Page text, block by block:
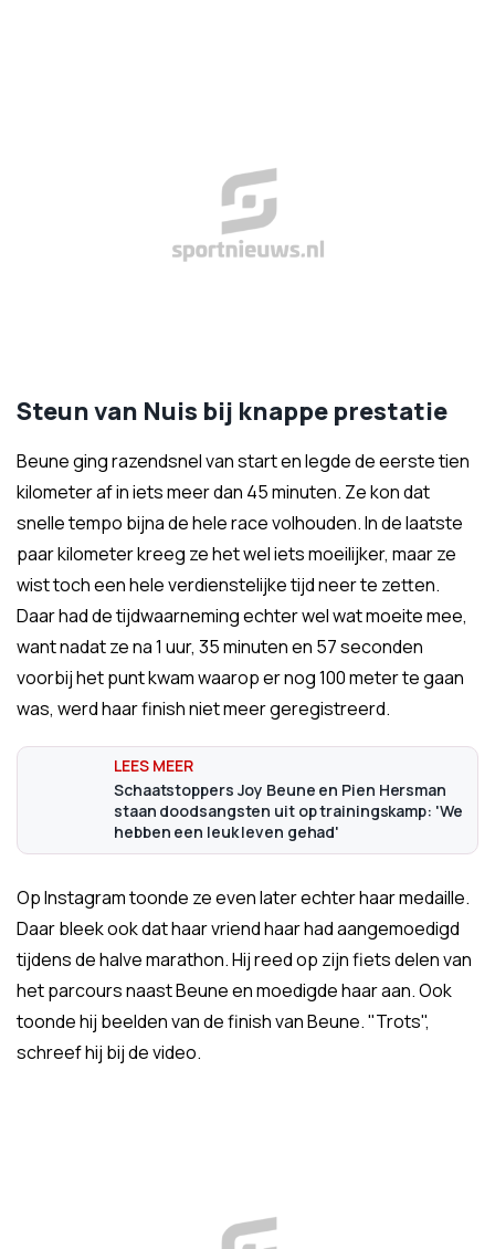
Steun van Nuis bij knappe prestatie
Beune ging razendsnel van start en legde de eerste tien
kilometer af in iets meer dan 45 minuten. Ze kon dat
snelle tempo bijna de hele race volhouden. In de laatste
paar kilometer kreeg ze het wel iets moeilijker, maar ze
wist toch een hele verdienstelijke tijd neer te zetten.
Daar had de tijdwaarneming echter wel wat moeite mee,
want nadat ze na 1 uur, 35 minuten en 57 seconden
voorbij het punt kwam waarop er nog 100 meter te gaan
was, werd haar finish niet meer geregistreerd.
Schaatstoppers Joy Beune en Pien Hersman
staan doodsangsten uit op trainingskamp: 'We
hebben een leuk leven gehad'
Op Instagram toonde ze even later echter haar medaille.
Daar bleek ook dat haar vriend haar had aangemoedigd
tijdens de halve marathon. Hij reed op zijn fiets delen van
het parcours naast Beune en moedigde haar aan. Ook
toonde hij beelden van de finish van Beune. "Trots",
schreef hij bij de video.